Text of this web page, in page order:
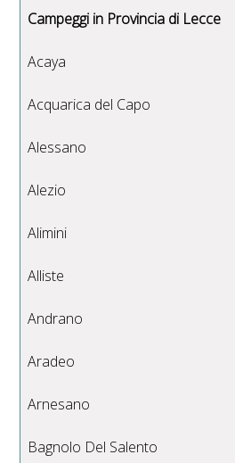
Campeggi in Provincia di Lecce
Acaya
Acquarica del Capo
Alessano
Alezio
Alimini
Alliste
Andrano
Aradeo
Arnesano
Bagnolo Del Salento